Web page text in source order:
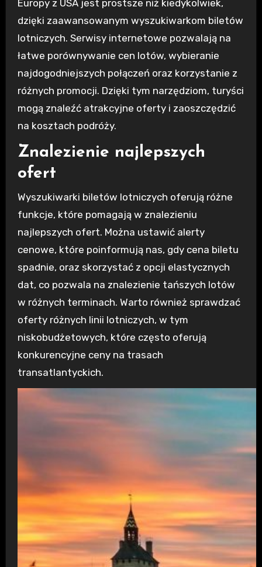
Europy z USA jest prostsze niż kiedykolwiek,
dzięki zaawansowanym wyszukiwarkom biletów
lotniczych. Serwisy internetowe pozwalają na
łatwe porównywanie cen lotów, wybieranie
najdogodniejszych połączeń oraz korzystanie z
różnych promocji. Dzięki tym narzędziom, turyści
mogą znaleźć atrakcyjne oferty i zaoszczędzić
na kosztach podróży.
Znalezienie najlepszych
ofert
Wyszukiwarki biletów lotniczych oferują różne
funkcje, które pomagają w znalezieniu
najlepszych ofert. Można ustawić alerty
cenowe, które poinformują nas, gdy cena biletu
spadnie, oraz skorzystać z opcji elastycznych
dat, co pozwala na znalezienie tańszych lotów
w różnych terminach. Warto również sprawdzać
oferty różnych linii lotniczych, w tym
niskobudżetowych, które często oferują
konkurencyjne ceny na trasach
transatlantyckich.